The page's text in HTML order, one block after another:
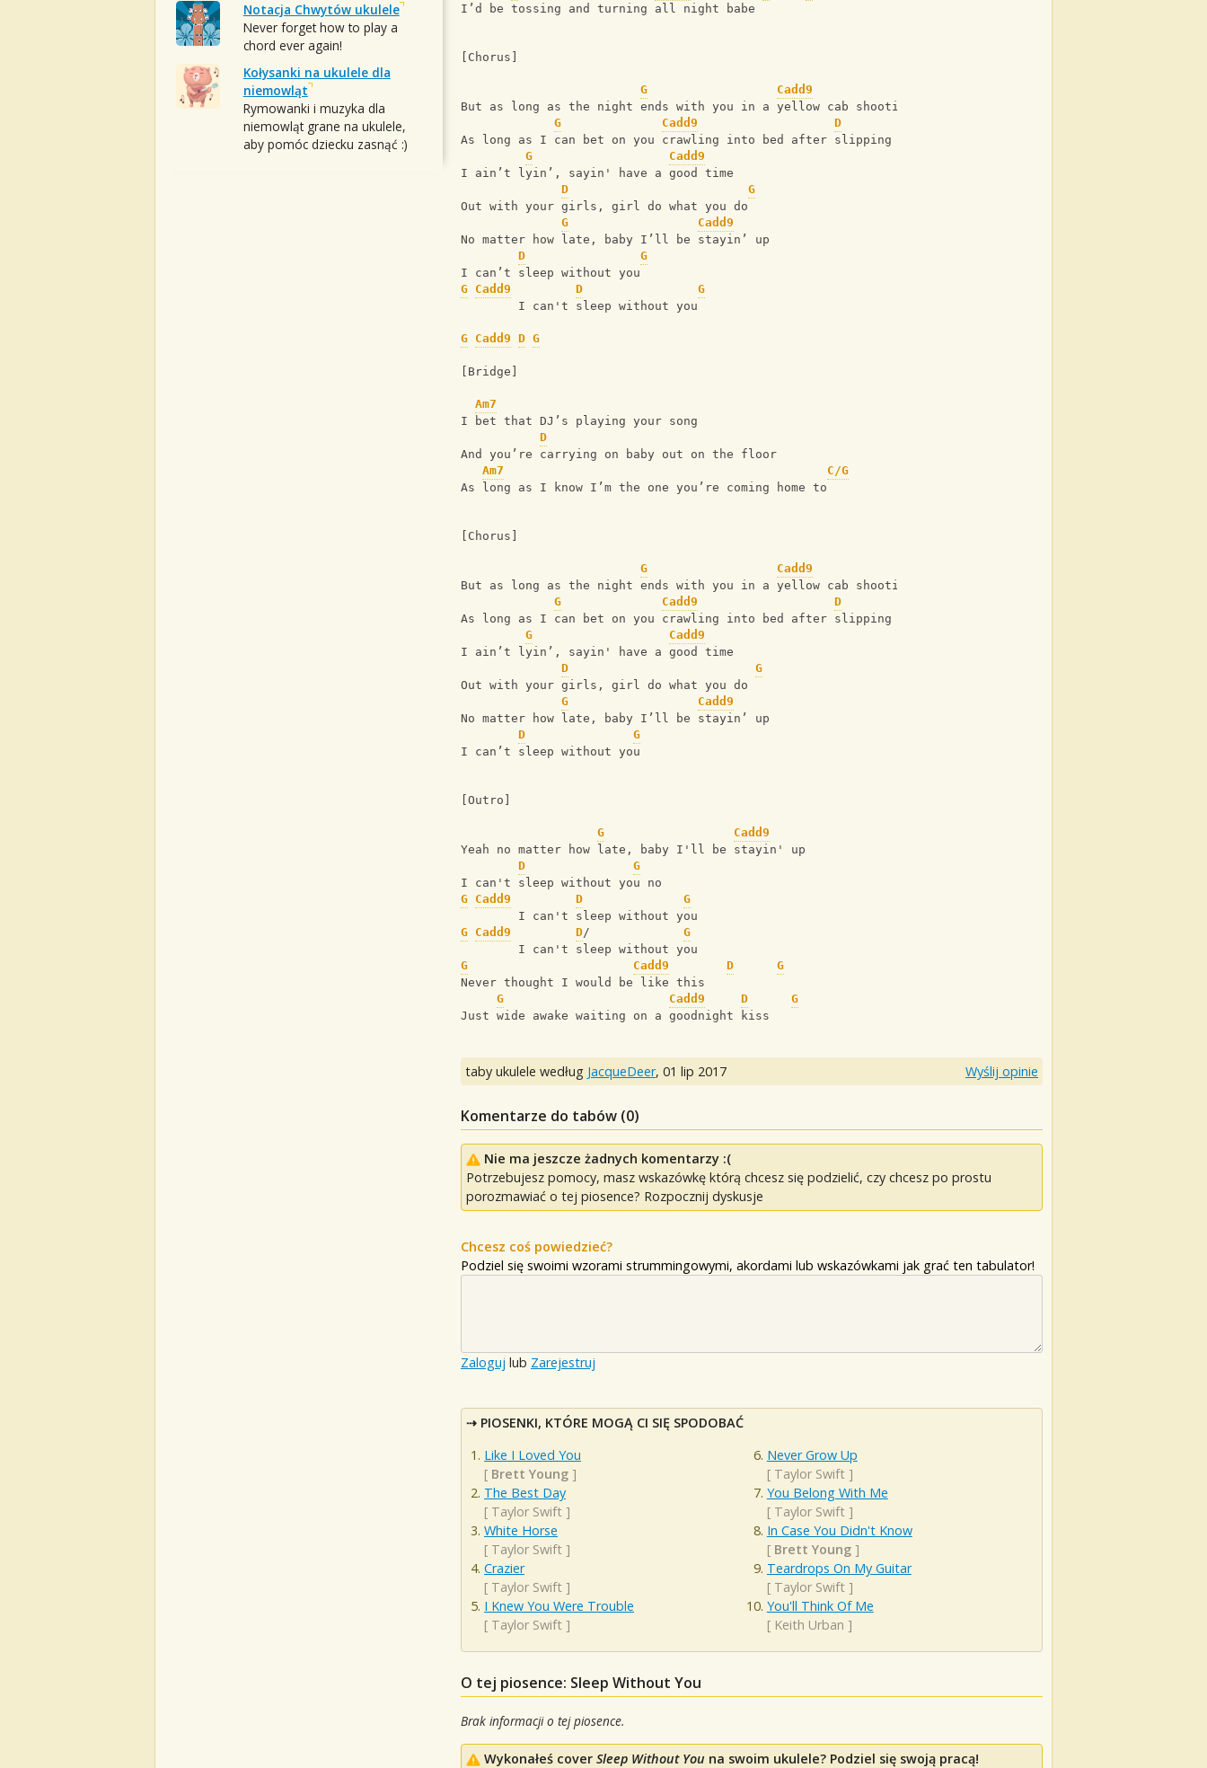
I’d be tossing and turning all night babe
[Chorus]
G Cadd9
But as long as the night ends with you in a yellow cab shooting me a text sayin’ coming home soon
G
Cadd9 D
As long as I can bet on you crawling into bed after slipping out your high heel shoes
G
Cadd9
I ain’t lyin’, sayin' have a good time
D
G
Out with your girls, girl do what you do
G
Cadd9
No matter how late, baby I’ll be stayin’ up
D
G
I can’t sleep without you
G Cadd9 D
G
        I can't sleep without you
G Cadd9 D G
[Bridge]
Am7
I bet that DJ’s playing your song
D
And you’re carrying on baby out on the floor
Am7
C/G
As long as I know I’m the one you’re coming home to
[Chorus]
G Cadd9
But as long as the night ends with you in a yellow cab shooting me a text sayin’ coming home soon
G
Cadd9 D
As long as I can bet on you crawling into bed after slipping out your high heel shoes
G
Cadd9
I ain’t lyin’, sayin' have a good time
D
G
Out with your girls, girl do what you do
G
Cadd9
No matter how late, baby I’ll be stayin’ up
D
G
I can’t sleep without you
[Outro]
G
Cadd9
Yeah no matter how late, baby I'll be stayin' up
D
G
I can't sleep without you no
G Cadd9 D
G
        I can't sleep without you
G Cadd9 D/ G
        I can't sleep without you
G
Cadd9 D
G
Never thought I would be like this
G
Cadd9 D
G
Just wide awake waiting on a goodnight kiss
taby ukulele według JacqueDeer, 01 lip 2017 Wyślij opinie
Komentarze do tabów (0)
Nie ma jeszcze żadnych komentarzy :(
Potrzebujesz pomocy, masz wskazówkę którą chcesz się podzielić, czy chcesz po prostu
porozmawiać o tej piosence? Rozpocznij dyskusje
Chcesz coś powiedzieć?
Podziel się swoimi wzorami strummingowymi, akordami lub wskazówkami jak grać ten tabulator!
Zaloguj lub Zarejestruj
PIOSENKI, KTÓRE MOGĄ CI SIĘ SPODOBAĆ
Like I Loved You
[ Brett Young ]
The Best Day
[ Taylor Swift ]
White Horse
[ Taylor Swift ]
Crazier
[ Taylor Swift ]
I Knew You Were Trouble
[ Taylor Swift ]
Never Grow Up
[ Taylor Swift]
You Belong With Me
[ Taylor Swift]
In Case You Didn't Know
[ Brett Young]
Teardrops On My Guitar
[ Taylor Swift]
You'll Think Of Me
[ Keith Urban ]
O tej piosence: Sleep Without You
Brak informacji o tej piosence.
Wykonałeś cover Sleep Without You na swoim ukulele? Podziel się swoją pracą!
Notacja Chwytów ukulele
Never forget how to play a
chord ever again!
Kołysanki na ukulele dla
niemowląt
Rymowanki i muzyka dla
niemowląt grane na ukulele,
aby pomóc dziecku zasnąć :)